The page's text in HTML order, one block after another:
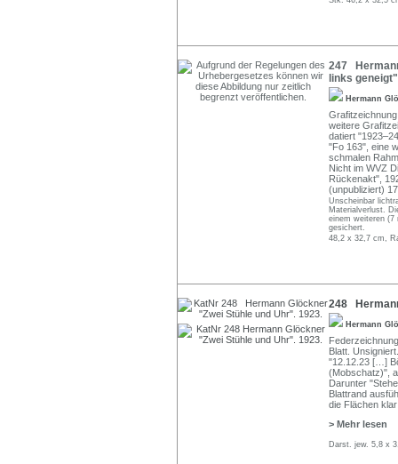
247
links
Hermann
weitere
datiert
"Fo 163", eine
schmalen
Nicht im WVZ
Rückenakt",
(unpubliziert)
Unscheinbar
Materialverlust.
einem weiteren (7
gesichert.
48,2 x 32,7 cm,
248
Hermann
Blatt.
"12.12.23 […]
(Mobschatz)",
Darunter
Blattrand
die Flächen
> Mehr lesen
Darst. jew. 5,8 x